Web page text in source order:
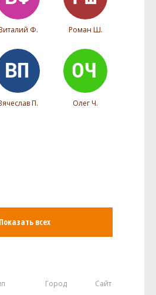
Ф. Роман Ш.
П. Олег Ч.
Показать всех
Город Сайт